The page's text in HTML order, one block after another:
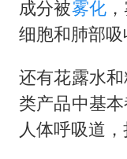
成分被雾化
细胞和肺部吸
还有花露水
类产品中基
人体呼吸道，